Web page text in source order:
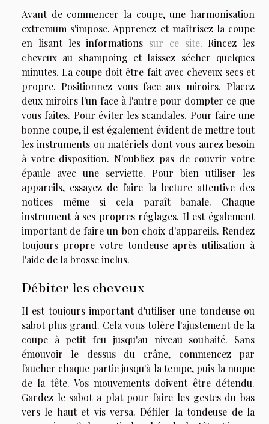
Avant de commencer la coupe, une harmonisation
extremum s'impose. Apprenez et maîtrisez la coupe
en lisant les informations sur ce site. Rincez les
cheveux au shampoing et laissez sécher quelques
minutes. La coupe doit être fait avec cheveux secs et
propre. Positionnez vous face aux miroirs. Placez
deux miroirs l'un face à l'autre pour dompter ce que
vous faites. Pour éviter les scandales. Pour faire une
bonne coupe, il est également évident de mettre tout
les instruments ou matériels dont vous aurez besoin
à votre disposition. N'oubliez pas de couvrir votre
épaule avec une serviette. Pour bien utiliser les
appareils, essayez de faire la lecture attentive des
notices même si cela paraît banale. Chaque
instrument à ses propres réglages. Il est également
important de faire un bon choix d'appareils. Rendez
toujours propre votre tondeuse après utilisation à
l'aide de la brosse inclus.
Débiter les cheveux
Il est toujours important d'utiliser une tondeuse ou
sabot plus grand. Cela vous tolère l'ajustement de la
coupe à petit feu jusqu'au niveau souhaité. Sans
émouvoir le dessus du crâne, commencez par
faucher chaque partie jusqu'à la tempe, puis la nuque
de la tête. Vos mouvements doivent être détendu.
Gardez le sabot a plat pour faire les gestes du bas
vers le haut et vis versa. Défiler la tondeuse de la